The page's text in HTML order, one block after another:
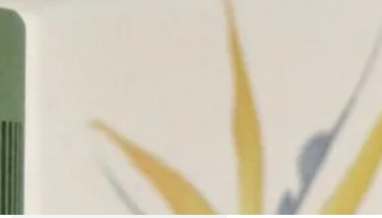
Tyler Moore
Hello, my name is Tyler Moore
and with the help of many
people I made this template. I
made it so it is super easy to